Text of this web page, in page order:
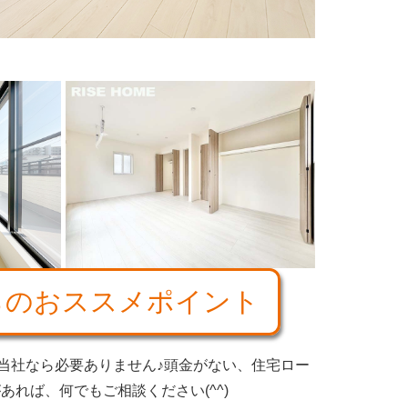
おススメポイント
なら必要ありません♪頭金がない、住宅ロー
れば、何でもご相談ください(^^)